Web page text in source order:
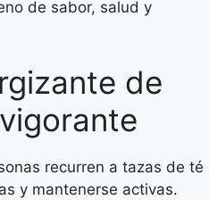
de sabor, salud y
de
recurren a tazas de té
y mantenerse activas.